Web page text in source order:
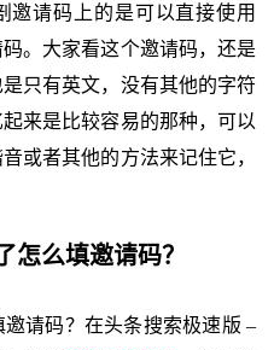
邀请码上的是可以直接使用
。大家看这个邀请码，还是
只有英文，没有其他的字符
来是比较容易的那种，可以
或者其他的方法来记住它，
怎么填邀请码？
请码？在头条搜索极速版 –